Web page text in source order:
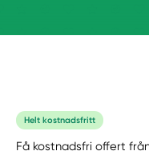
Helt kostnadsfritt
Få kostnadsfri offert